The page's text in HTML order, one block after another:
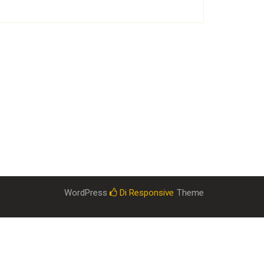
WordPress Di Responsive Theme